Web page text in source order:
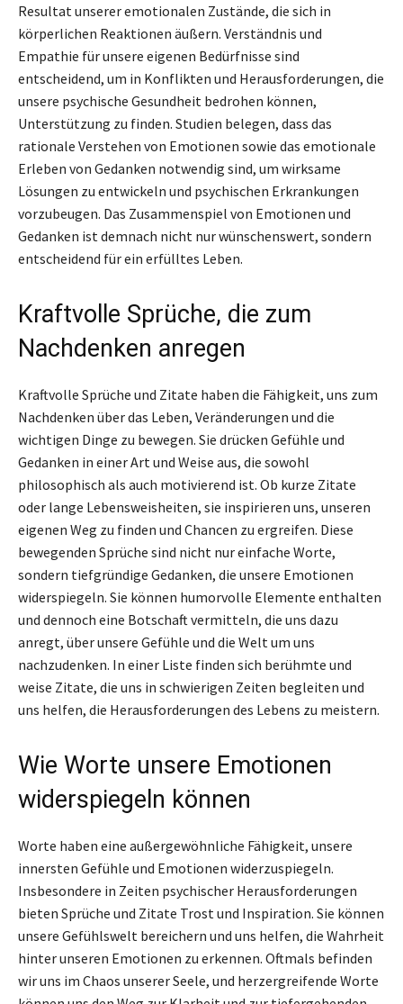
Resultat unserer emotionalen Zustände, die sich in
körperlichen Reaktionen äußern. Verständnis und
Empathie für unsere eigenen Bedürfnisse sind
entscheidend, um in Konflikten und Herausforderungen, die
unsere psychische Gesundheit bedrohen können,
Unterstützung zu finden. Studien belegen, dass das
rationale Verstehen von Emotionen sowie das emotionale
Erleben von Gedanken notwendig sind, um wirksame
Lösungen zu entwickeln und psychischen Erkrankungen
vorzubeugen. Das Zusammenspiel von Emotionen und
Gedanken ist demnach nicht nur wünschenswert, sondern
entscheidend für ein erfülltes Leben.
Kraftvolle Sprüche, die zum
Nachdenken anregen
Kraftvolle Sprüche und Zitate haben die Fähigkeit, uns zum
Nachdenken über das Leben, Veränderungen und die
wichtigen Dinge zu bewegen. Sie drücken Gefühle und
Gedanken in einer Art und Weise aus, die sowohl
philosophisch als auch motivierend ist. Ob kurze Zitate
oder lange Lebensweisheiten, sie inspirieren uns, unseren
eigenen Weg zu finden und Chancen zu ergreifen. Diese
bewegenden Sprüche sind nicht nur einfache Worte,
sondern tiefgründige Gedanken, die unsere Emotionen
widerspiegeln. Sie können humorvolle Elemente enthalten
und dennoch eine Botschaft vermitteln, die uns dazu
anregt, über unsere Gefühle und die Welt um uns
nachzudenken. In einer Liste finden sich berühmte und
weise Zitate, die uns in schwierigen Zeiten begleiten und
uns helfen, die Herausforderungen des Lebens zu meistern.
Wie Worte unsere Emotionen
widerspiegeln können
Worte haben eine außergewöhnliche Fähigkeit, unsere
innersten Gefühle und Emotionen widerzuspiegeln.
Insbesondere in Zeiten psychischer Herausforderungen
bieten Sprüche und Zitate Trost und Inspiration. Sie können
unsere Gefühlswelt bereichern und uns helfen, die Wahrheit
hinter unseren Emotionen zu erkennen. Oftmals befinden
wir uns im Chaos unserer Seele, und herzergreifende Worte